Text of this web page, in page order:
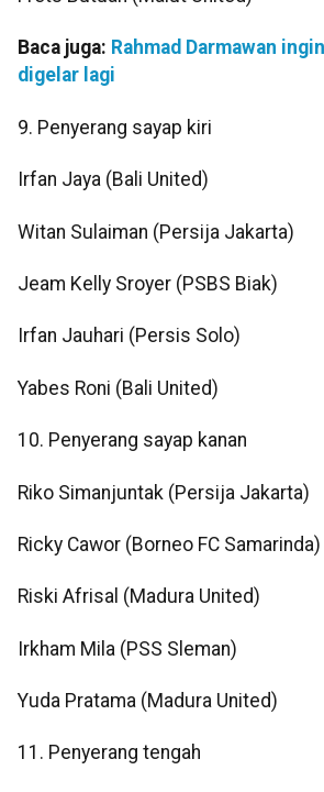
Baca juga: Rahmad Darmawan
digelar lagi
9. Penyerang sayap kiri
Irfan Jaya (Bali United)
Witan Sulaiman (Persija Jakarta)
Jeam Kelly Sroyer (PSBS Biak)
Irfan Jauhari (Persis Solo)
Yabes Roni (Bali United)
10. Penyerang sayap kanan
Riko Simanjuntak (Persija Jakarta)
Ricky Cawor (Borneo FC Samarinda)
Riski Afrisal (Madura United)
Irkham Mila (PSS Sleman)
Yuda Pratama (Madura United)
11. Penyerang tengah